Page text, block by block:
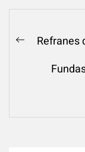
Previous
Refranes